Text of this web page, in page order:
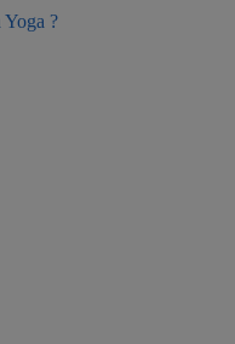
Yoga ?